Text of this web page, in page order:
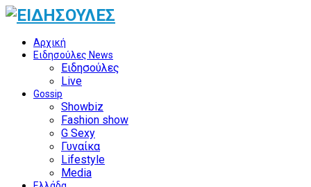
Αρχική
Ειδησούλες News
Ειδησούλες
Live
Gossip
Showbiz
Fashion show
G Sexy
Γυναίκα
Lifestyle
Media